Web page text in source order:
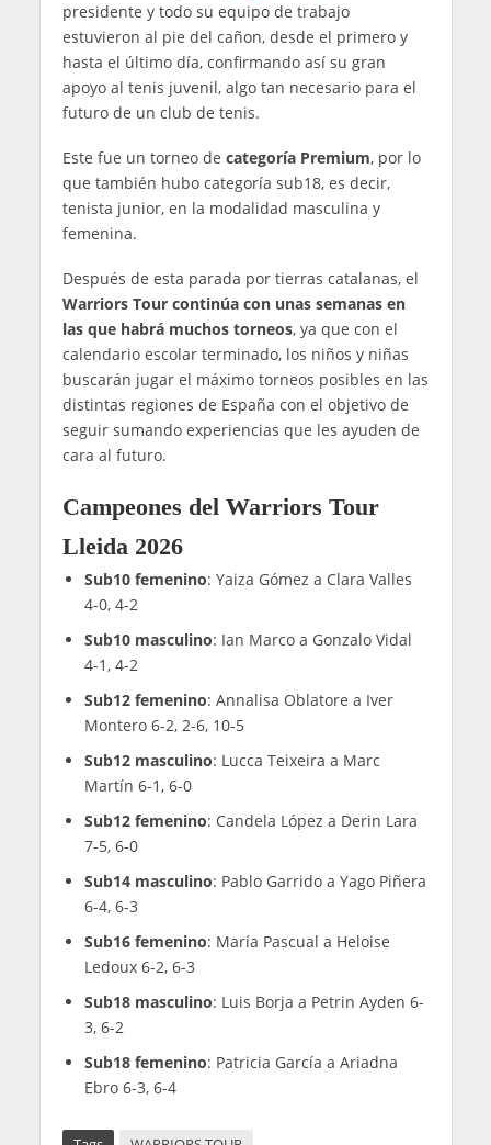
presidente y todo su equipo de trabajo
estuvieron al pie del cañon, desde el primero y
hasta el último día, confirmando así su gran
apoyo al tenis juvenil, algo tan necesario para el
futuro de un club de tenis.
Este fue un torneo de categoría Premium, por lo
que también hubo categoría sub18, es decir,
tenista junior, en la modalidad masculina y
femenina.
Después de esta parada por tierras catalanas, el
Warriors Tour continúa con unas semanas en
las que habrá muchos torneos, ya que con el
calendario escolar terminado, los niños y niñas
buscarán jugar el máximo torneos posibles en las
distintas regiones de España con el objetivo de
seguir sumando experiencias que les ayuden de
cara al futuro.
Campeones del Warriors Tour
Lleida 2026
Sub10 femenino: Yaiza Gómez a Clara Valles
4-0, 4-2
Sub10 masculino: Ian Marco a Gonzalo Vidal
4-1, 4-2
Sub12 femenino: Annalisa Oblatore a Iver
Montero 6-2, 2-6, 10-5
Sub12 masculino: Lucca Teixeira a Marc
Martín 6-1, 6-0
Sub12 femenino: Candela López a Derin Lara
7-5, 6-0
Sub14 masculino: Pablo Garrido a Yago Piñera
6-4, 6-3
Sub16 femenino: María Pascual a Heloise
Ledoux 6-2, 6-3
Sub18 masculino: Luis Borja a Petrin Ayden 6-
3, 6-2
Sub18 femenino: Patricia García a Ariadna
Ebro 6-3, 6-4